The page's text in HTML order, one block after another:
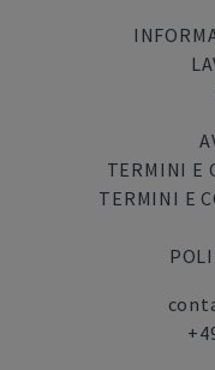
TERMINI E
TERMINI E